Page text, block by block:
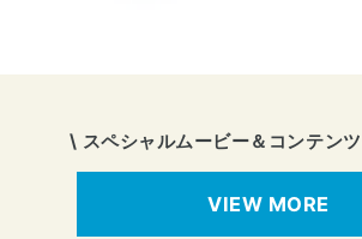
\ スペシャルムービー＆コンテン
VIEW MORE